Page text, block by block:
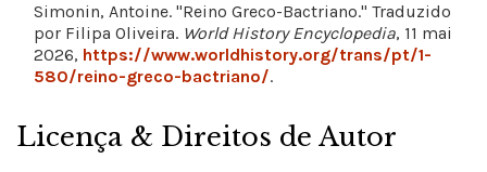
Simonin, Antoine. "Reino Greco-Bactriano." Traduzido
por Filipa Oliveira. World History Encyclopedia, 11 mai
2026, https://www.worldhistory.org/trans/pt/1-
580/reino-greco-bactriano/.
Licença & Direitos de Autor